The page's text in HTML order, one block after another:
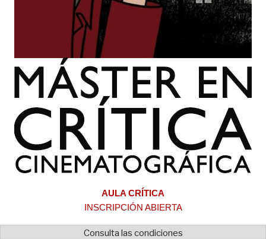
AULA CRÍTICA
INSCRIPCIÓN ABIERTA
Consulta las condiciones